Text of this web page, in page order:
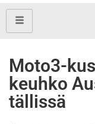
Moto3-
keuhko
tällissä